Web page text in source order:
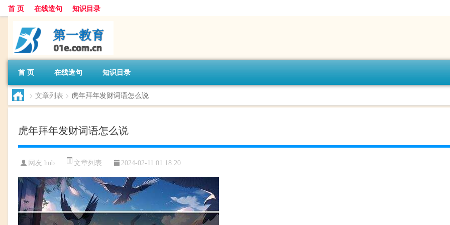
首 页 在线造句 知识目录
首 页 在线造句 知识目录
> 文章列表 > 虎年拜年发财词语怎么说
虎年拜年发财词语怎么说
网友:hnb 文章列表 2024-02-11 01:18:20